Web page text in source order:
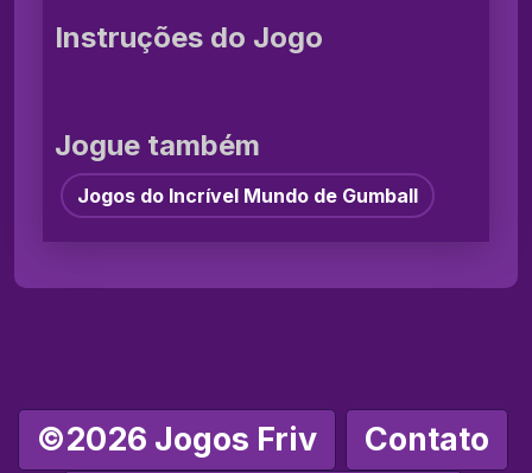
Instruções do Jogo
Jogue também
Jogos do Incrível Mundo de Gumball
©2026 Jogos Friv Contato